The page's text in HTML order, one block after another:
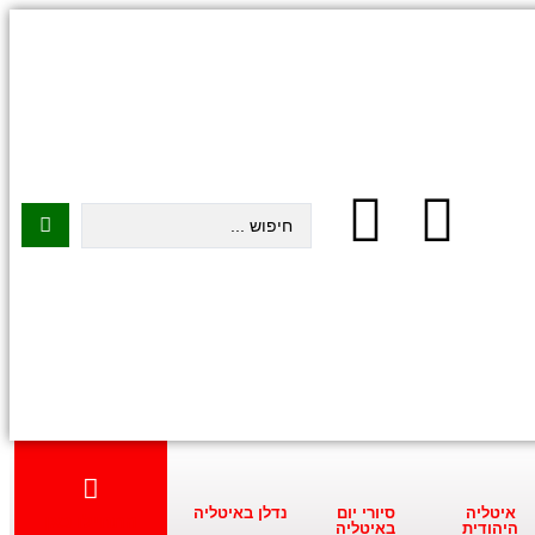
איטליה
היהודית
סיורי יום
באיטליה
נדלן באיטליה